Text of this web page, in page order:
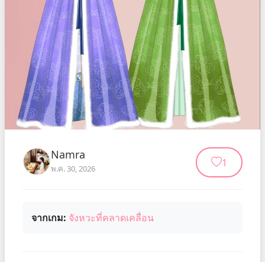
Namra
พ.ค. 30, 2026 1
จากเกม: จังหวะที่คลาดเคลื่อน